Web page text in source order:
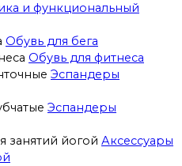
и функциональный
Обувь для бега
Обувь для фитнеса
Эспандеры
Эспандеры
Аксессуары